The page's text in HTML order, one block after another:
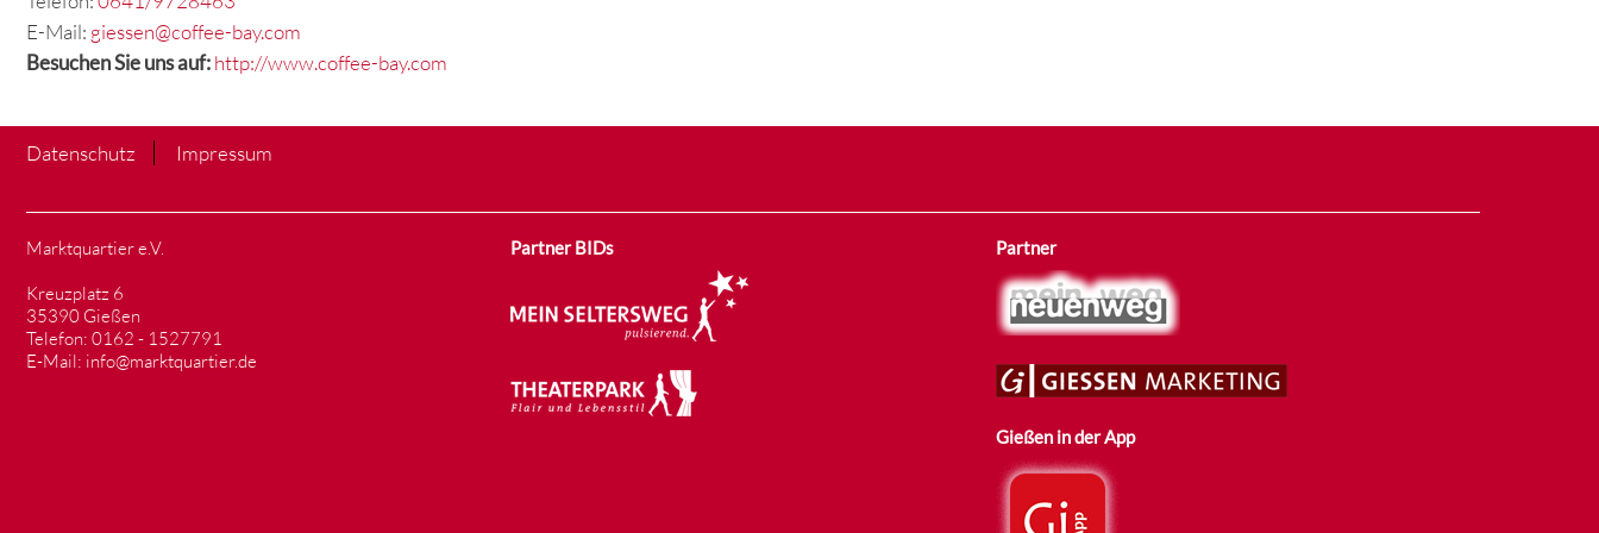
E-Mail: giessen@coffee-bay.com
Besuchen Sie uns auf:http://www.coffee-bay.com
Datenschutz Impressum
Marktquartier e.V.
Kreuzplatz 6
35390 Gießen
Telefon: 0162 - 1527791
E-Mail: info@marktquartier.de
Partner BIDs Partner
Gießen in der App